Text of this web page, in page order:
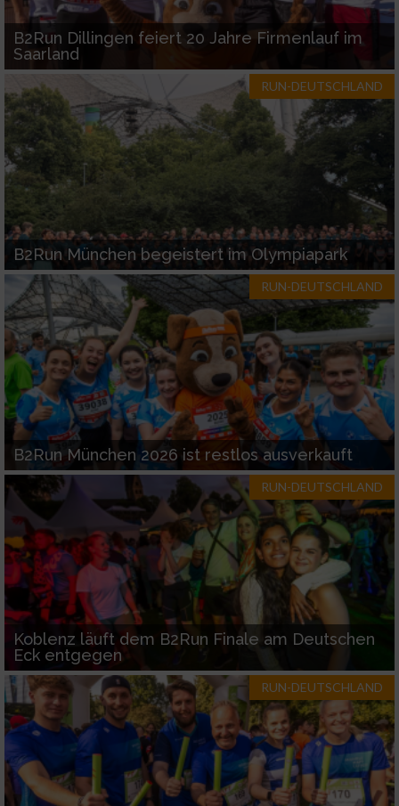
B2Run Dillingen feiert 20 Jahre Firmenlauf im
Saarland
RUN-DEUTSCHLAND
B2Run München begeistert im Olympiapark
RUN-DEUTSCHLAND
B2Run München 2026 ist restlos ausverkauft
RUN-DEUTSCHLAND
Koblenz läuft dem B2Run Finale am Deutschen
Eck entgegen
RUN-DEUTSCHLAND